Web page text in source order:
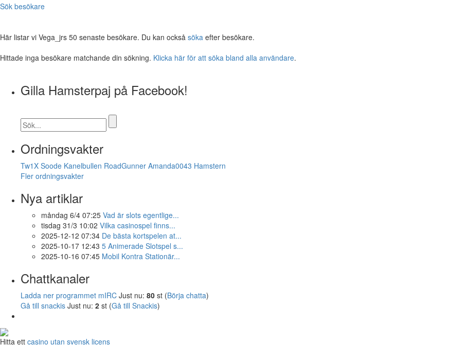
Sök besökare
Här listar vi Vega_jrs 50 senaste besökare. Du kan också söka efter besökare.
Hittade inga besökare matchande din sökning. Klicka här för att söka bland alla användare.
Gilla Hamsterpaj på Facebook!
Ordningsvakter
Tw1X Soode Kanelbullen RoadGunner Amanda0043 Hamstern
Fler ordningsvakter
Nya artiklar
måndag 6/4 07:25 Vad är slots egentlige...
tisdag 31/3 10:02 Vilka casinospel finns...
2025-12-12 07:34 De bästa kortspelen at...
2025-10-17 12:43 5 Animerade Slotspel s...
2025-10-16 07:45 Mobil Kontra Stationär...
Chattkanaler
Ladda ner programmet mIRC Just nu: 80 st (Börja chatta)
Gå till snackis Just nu: 2 st (Gå till Snackis)
Hitta ett casino utan svensk licens